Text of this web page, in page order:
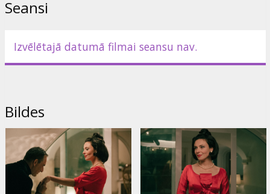
Seansi
Izvēlētajā datumā filmai seansu nav.
Bildes